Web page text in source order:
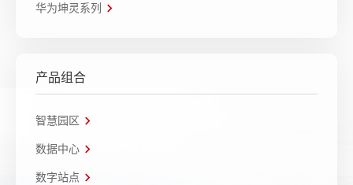
华为坤灵系列
产品组合
智慧园区
数据中心
数字站点